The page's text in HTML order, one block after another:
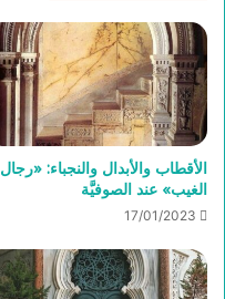
الأقطاب والأبدال والنجباء: «رجال
الغيب» عند الصوفيَّة
17/01/2023